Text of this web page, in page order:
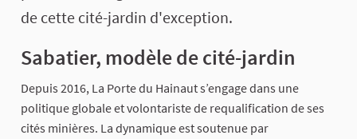
de cette cité-jardin d'exception.
Sabatier, modèle de cité-jardin
Depuis 2016, La Porte du Hainaut s’engage dans une
politique globale et volontariste de requalification de ses
cités minières. La dynamique est soutenue par